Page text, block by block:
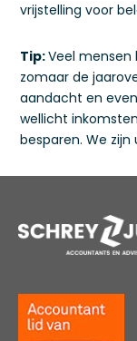
vrijstelling voor
Tip:Veel
zomaar de
aandacht en
wellicht
besparen. We